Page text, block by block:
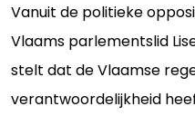
Vanuit de politieke
Vlaams parlementslid
stelt dat de Vlaamse
verantwoordelijkheid